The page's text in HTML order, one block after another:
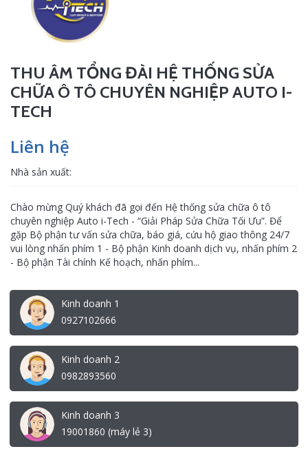
THU ÂM TỔNG ĐÀI HỆ THỐNG SỬA
CHỮA Ô TÔ CHUYÊN NGHIỆP AUTO I-
TECH
Liên hệ
Nhà sản xuất:
Chào mừng Quý khách đã gọi đến Hệ thống sửa chữa ô tô
chuyên nghiệp Auto i-Tech - “Giải Pháp Sửa Chữa Tối Ưu”. Để
gặp Bộ phận tư vấn sửa chữa, báo giá, cứu hộ giao thông 24/7
vui lòng nhấn phím 1 - Bộ phận Kinh doanh dịch vụ, nhấn phím 2
- Bộ phận Tài chính Kế hoạch, nhấn phím...
Kinh doanh 1
0927102666
Kinh doanh 2
0982893560
Kinh doanh 3
19001860 (máy lẻ 3)